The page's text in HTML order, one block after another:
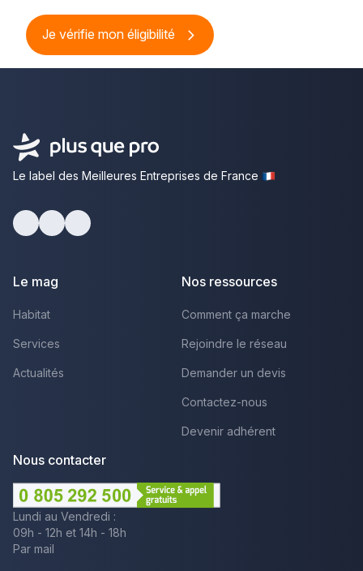
Je vérifie mon éligibilité
Le label des Meilleures Entreprises de France
Le mag
Habitat
Services
Actualités
Nos ressources
Comment ça marche
Rejoindre le réseau
Demander un devis
Contactez-nous
Devenir adhérent
Nous contacter
Lundi au Vendredi :
09h - 12h et 14h - 18h
Par mail